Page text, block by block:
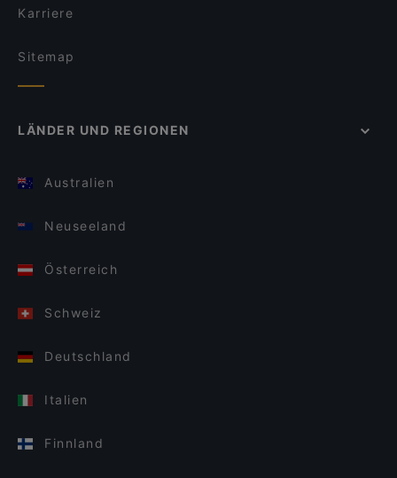
Karriere
Sitemap
LÄNDER UND REGIONEN
Australien
Neuseeland
Österreich
Schweiz
Deutschland
Italien
Finnland